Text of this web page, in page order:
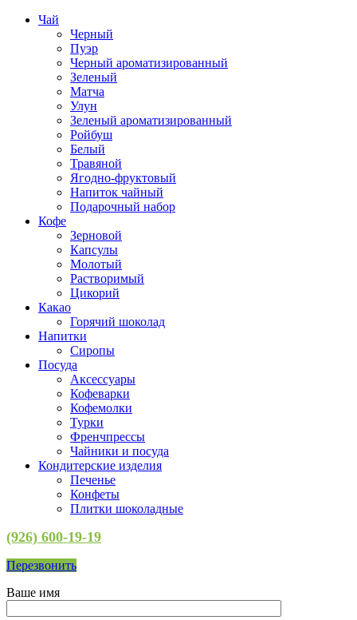
Чай
Черный
Пуэр
Черный ароматизированный
Зеленый
Матча
Улун
Зеленый ароматизированный
Ройбуш
Белый
Травяной
Ягодно-фруктовый
Напиток чайный
Подарочный набор
Кофе
Зерновой
Капсулы
Молотый
Растворимый
Цикорий
Какао
Горячий шоколад
Напитки
Сиропы
Посуда
Аксессуары
Кофеварки
Кофемолки
Турки
Френчпрессы
Чайники и посуда
Кондитерские изделия
Печенье
Конфеты
Плитки шоколадные
(926) 600-19-19
Перезвонить
Ваше имя